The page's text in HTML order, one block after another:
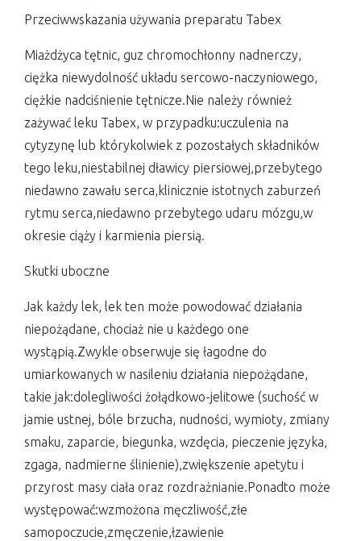
Przeciwwskazania używania preparatu Tabex
Miażdżyca tętnic, guz chromochłonny nadnerczy,
ciężka niewydolność układu sercowo-naczyniowego,
ciężkie nadciśnienie tętnicze.Nie należy również
zażywać leku Tabex, w przypadku:uczulenia na
cytyzynę lub którykolwiek z pozostałych składników
tego leku,niestabilnej dławicy piersiowej,przebytego
niedawno zawału serca,klinicznie istotnych zaburzeń
rytmu serca,niedawno przebytego udaru mózgu,w
okresie ciąży i karmienia piersią.
Skutki uboczne
Jak każdy lek, lek ten może powodować działania
niepożądane, chociaż nie u każdego one
wystąpią.Zwykle obserwuje się łagodne do
umiarkowanych w nasileniu działania niepożądane,
takie jak:dolegliwości żołądkowo-jelitowe (suchość w
jamie ustnej, bóle brzucha, nudności, wymioty, zmiany
smaku, zaparcie, biegunka, wzdęcia, pieczenie języka,
zgaga, nadmierne ślinienie),zwiększenie apetytu i
przyrost masy ciała oraz rozdrażnianie.Ponadto może
występować:wzmożona męczliwość,złe
samopoczucie,zmęczenie,łzawienie